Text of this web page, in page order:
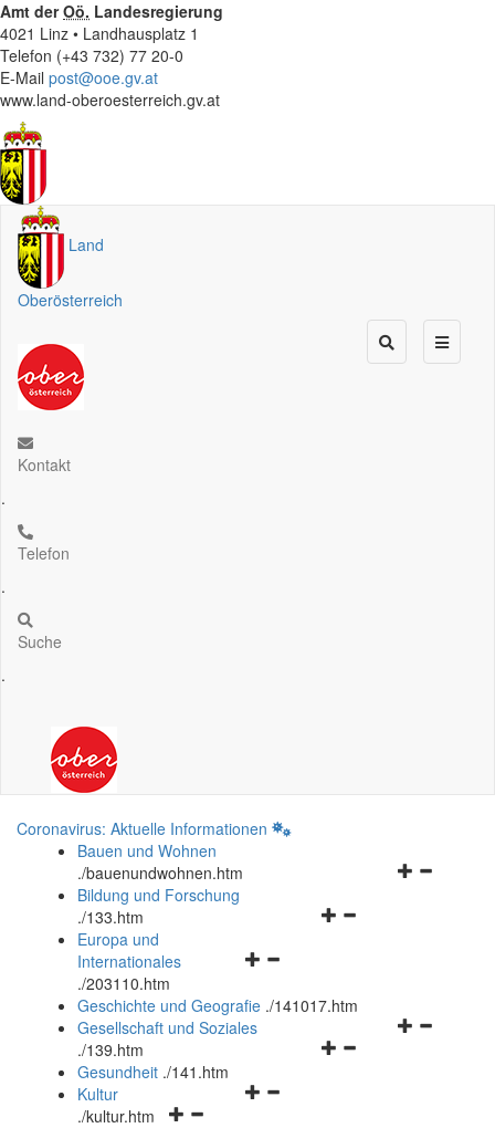
Amt derOö. Landesregierung
4021 Linz • Landhausplatz 1
Telefon (+43 732) 77 20-0
E-Mail post@ooe.gv.at
www.land-oberoesterreich.gv.at
Land
Oberösterreich
Kontakt
.
Telefon
.
Suche
.
Coronavirus: Aktuelle Informationen
Bauen und Wohnen
./bauenundwohnen.htm
Navigationsmenü
Bildung und Forschung
./133.htm
Navigationsmenü
und
schließen
Europa und
Internationales
./203110.htm
Geschichte und Geografie ./141017.htm
Navigationsmenü
Gesellschaft und Soziales
./139.htm
Navigationsmenü
Gesundheit ./141.htm
Navigationsmenü
Kultur
./kultur.htm